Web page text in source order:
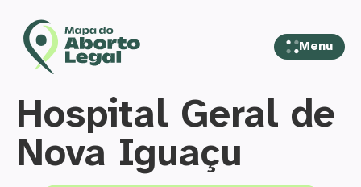
Menu
Hospital Geral de
Nova Iguaçu